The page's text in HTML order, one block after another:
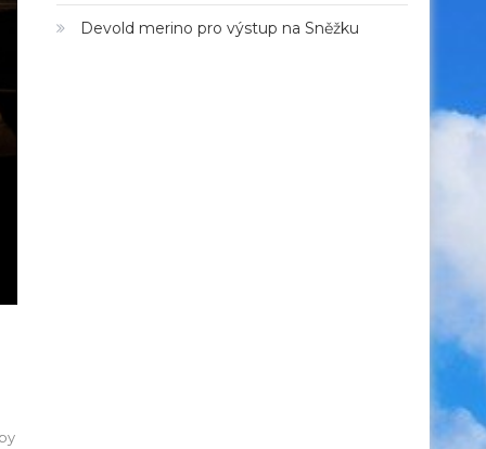
Devold merino pro výstup na Sněžku